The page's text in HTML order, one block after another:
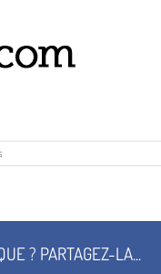
sur
? PARTAGEZ-LA...